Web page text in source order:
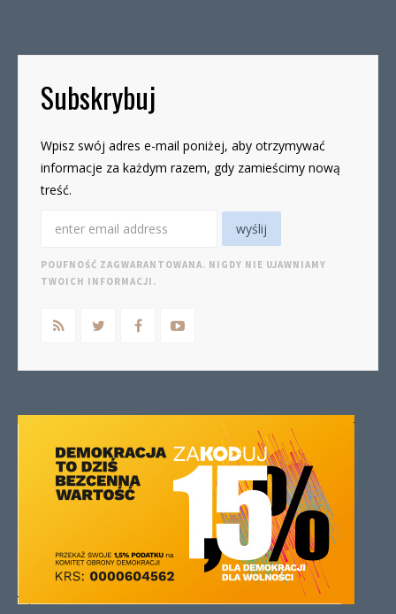
Subskrybuj
Wpisz swój adres e-mail poniżej, aby otrzymywać
informacje za każdym razem, gdy zamieścimy nową
treść.
POUFNOŚĆ ZAGWARANTOWANA. NIGDY NIE UJAWNIAMY
TWOICH INFORMACJI.